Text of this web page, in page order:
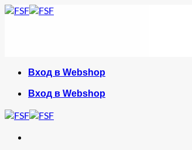
Skip
Вход в Webshop
Вход в Webshop